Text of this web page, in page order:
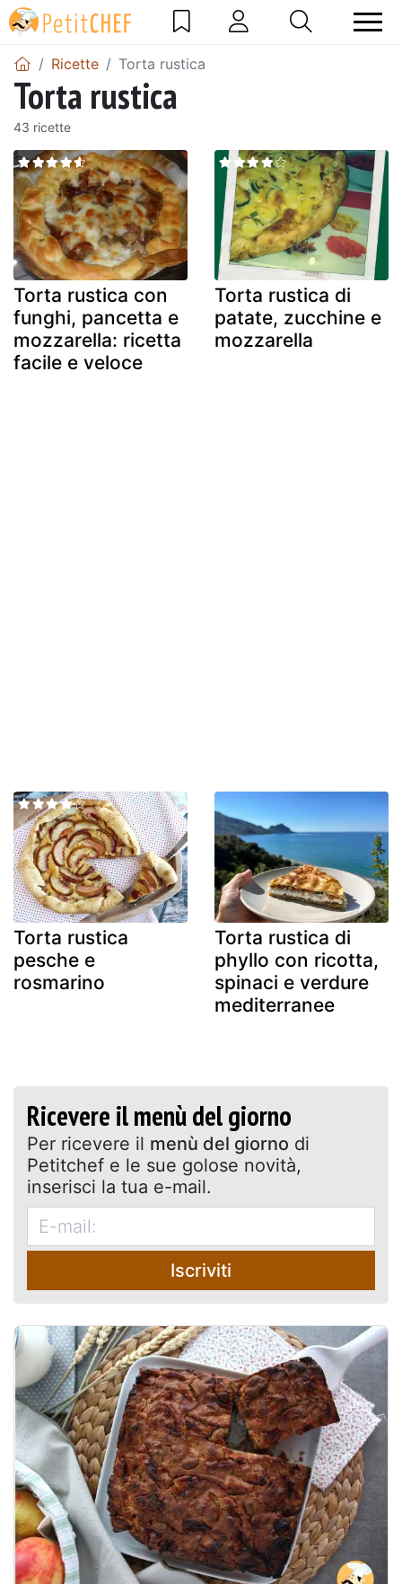
Ricette Torta rustica
Torta rustica
43 ricette
Torta rustica con
funghi, pancetta e
mozzarella: ricetta
facile e veloce
Torta rustica di
patate, zucchine e
mozzarella
Torta rustica
pesche e
rosmarino
Torta rustica di
phyllo con ricotta,
spinaci e verdure
mediterranee
Ricevere il menù del giorno
Per ricevere il menù del giorno di
Petitchef e le sue golose novità,
inserisci la tua e-mail.
Iscriviti